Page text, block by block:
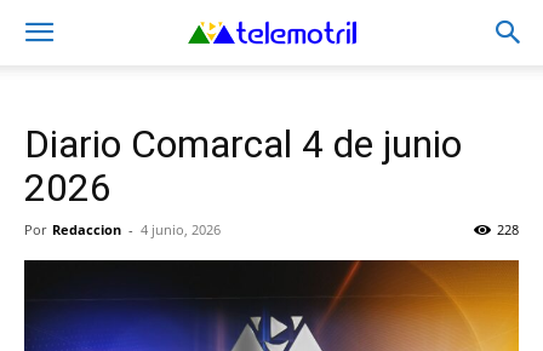
Diario Comarcal 4 de junio
2026
Por Redaccion - 4 junio, 2026 228